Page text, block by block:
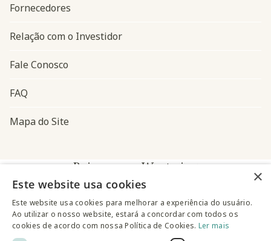
Fornecedores
Relação com o Investidor
Fale Conosco
FAQ
Mapa do Site
Baixe o app Westwing
×
Este website usa cookies
Este website usa cookies para melhorar a experiência do usuário.
Ao utilizar o nosso website, estará a concordar com todos os
cookies de acordo com nossa Política de Cookies. Ler mais